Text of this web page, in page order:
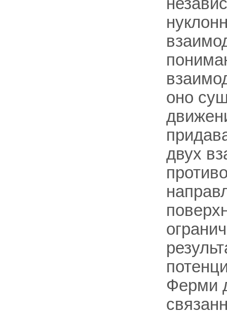
оно
двух
Ферми